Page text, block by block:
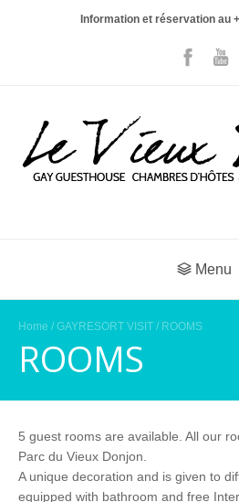
Information et réservation au
Menu
Home / GAYRESORT VISIT / ROOMS
ROOMS
5 guest rooms are available. All our
Parc du Vieux Donjon.
A unique decoration and is given to
equipped with bathroom and free